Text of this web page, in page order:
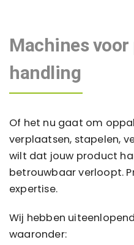
Machines
handling
Of het nu gaat om
verplaatsen, stapelen,
wilt dat jouw product
betrouwbaar verloopt.
expertise.
Wij hebben
waaronder: